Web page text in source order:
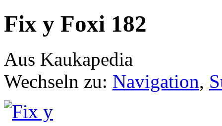
Fix y Foxi 182
Aus Kaukapedia
Wechseln zu: Navigation,